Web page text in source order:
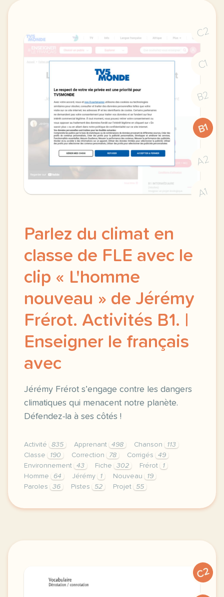
C2
C1
B2
B1
A2
A1
Parlez du climat en
classe de FLE avec le
clip « L'homme
nouveau » de Jérémy
Frérot. Activités B1. |
Enseigner le français
avec
Jérémy Frérot s’engage contre les dangers
climatiques qui menacent notre planète.
Défendez-la à ses côtés !
Activité 835 Apprenant 498 Chanson
113
Classe
190 Correction 78 Corrigés
49
Environnement
43 Fiche 302 Frérot
1
Homme
64 Jérémy 1 Nouveau
19
Paroles
36 Pistes 52 Projet 55
le respect de votre vie privee est une priorite
C2